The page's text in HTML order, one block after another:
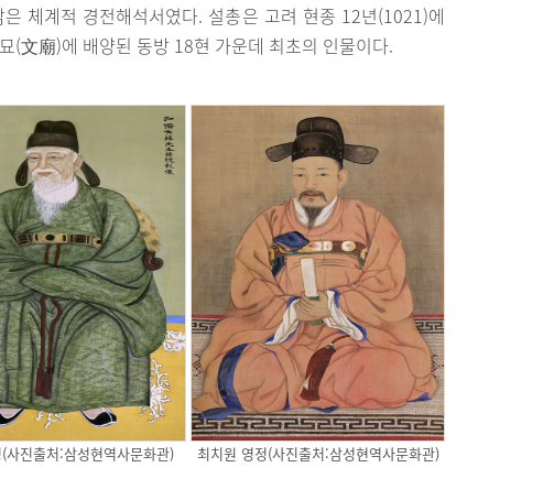
체계적 경전해석서였다. 설총은 고려 현종 12년(1021)에
(文廟)에 배양된 동방 18현 가운데 최초의 인물이다.
사진출처:삼성현역사문화관) 최치원 영정(사진출처:삼성현역사문화관)